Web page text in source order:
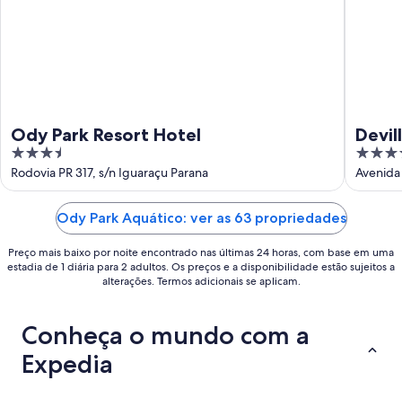
Ody Park Resort Hotel
3.5
out
of
Rodovia PR 317, s/n Iguaraçu Parana
4
out
of
Ody Park Aquático: ver as 63 propriedades
Preço mais baixo por noite encontrado nas últimas 24 horas, com base em uma
estadia de 1 diária para 2 adultos. Os preços e a disponibilidade estão sujeitos a
alterações. Termos adicionais se aplicam.
Conheça o mundo com a
Expedia